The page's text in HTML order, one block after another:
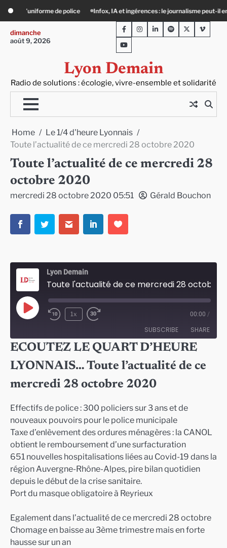
content
ingérences : le journalisme peut-il encore lutter ? Précarité, canicule,
dimanche
août 9, 2026
Lyon Demain
Radio de solutions : écologie, vivre-ensemble et solidarité
FacebookInstagram
LinkedInSpotifyTwitterViméo
Youtube
Home
Le 1/4 d'heure Lyonnais
Toute l’actualité de ce mercredi 28 octobre 2020
Toute l’actualité de ce mercredi 28
octobre 2020
mercredi 28 octobre 2020 05:51 Gérald Bouchon
Lyon Demain
Play
1x 00:00 /
SUBSCRIBE SHARE
RSS FEED
SHARE
LINK
ECOUTEZ LE QUART D’HEURE
LYONNAIS… Toute l’actualité de ce
mercredi 28 octobre 2020
Effectifs de police : 300 policiers sur 3 ans et de
nouveaux pouvoirs pour le police municipale
Taxe d’enlèvement des ordures ménagères : la CANOL
obtient le remboursement d’une surfacturation
651 nouvelles hospitalisations liées au Covid-19 dans la
région Auvergne-Rhône-Alpes, pire bilan quotidien
depuis le début de la crise sanitaire.
Port du masque obligatoire à Reyrieux
Egalement dans l’actualité de ce mercredi 28 octobre
Chomage en baisse au 3ème trimestre mais en forte
hausse sur un an